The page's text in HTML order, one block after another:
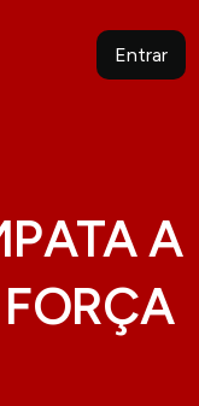
Entrar
A